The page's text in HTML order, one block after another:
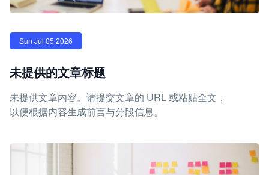
Sun Jul 05 2026
未提供的文章标题
未提供文章内容。请提交文章的 URL 或粘贴全文，
以便根据内容生成前言与分段信息。